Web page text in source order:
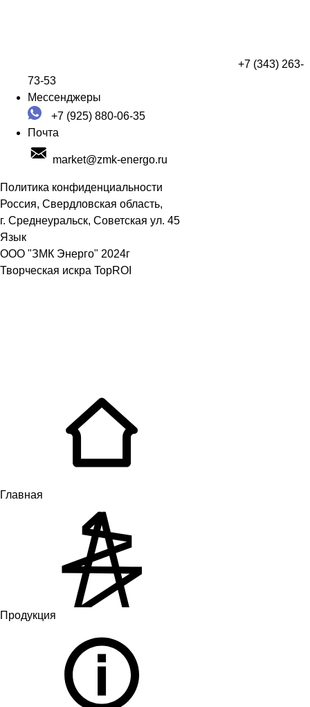
+7 (343) 263-
73-53
Мессенджеры
+7 (925) 880-06-35
Почта
market@zmk-energo.ru
Политика конфиденциальности
Россия, Свердловская область,
г. Среднеуральск, Советская ул. 45
Язык
ООО "ЗМК Энерго" 2024г
Творческая искра TopROI
Главная
Продукция